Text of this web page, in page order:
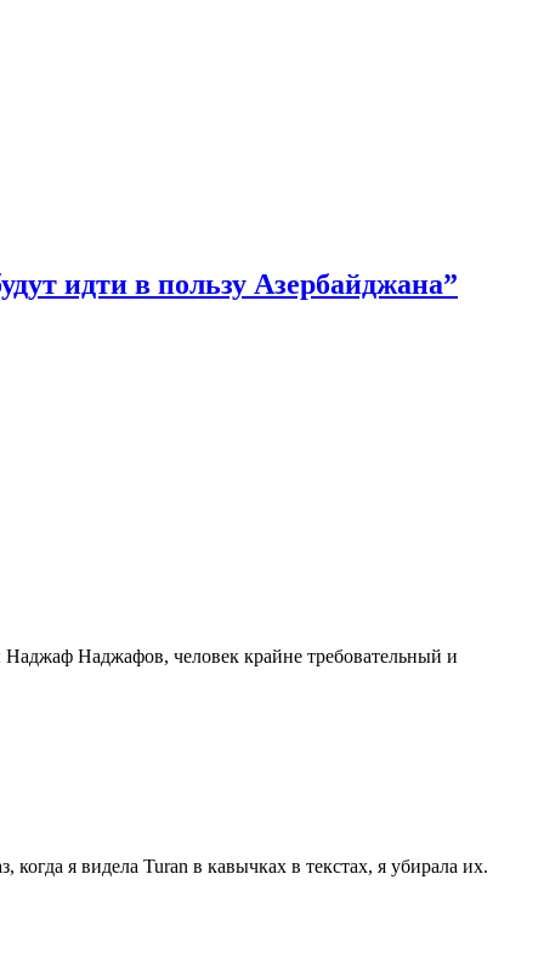
идти в пользу Азербайджана”
Наджафов, человек крайне требовательный и
я видела Turan в кавычках в текстах, я убирала их.